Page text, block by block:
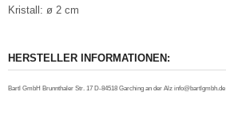
Kristall: ø 2 cm
HERSTELLER INFORMATIONEN:
Bartl GmbH Brunnthaler Str. 17 D-84518 Garching an der Alz info@bartlgmbh.de